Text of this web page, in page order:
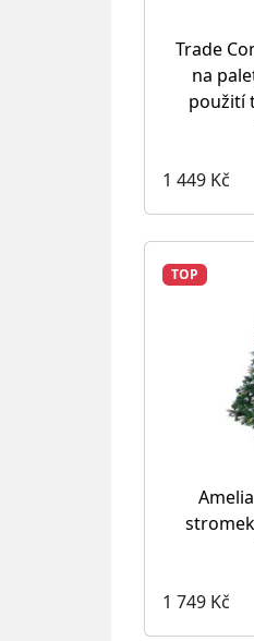
Trade
na
použití
1 449 Kč
TOP
1 749 Kč